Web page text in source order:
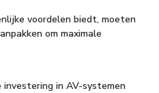
voordelen biedt, moeten
om maximale
investering in AV-systemen